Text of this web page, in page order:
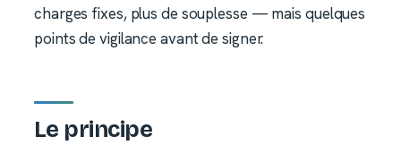
charges fixes, plus de souplesse — mais quelques
points de vigilance avant de signer.
Le principe